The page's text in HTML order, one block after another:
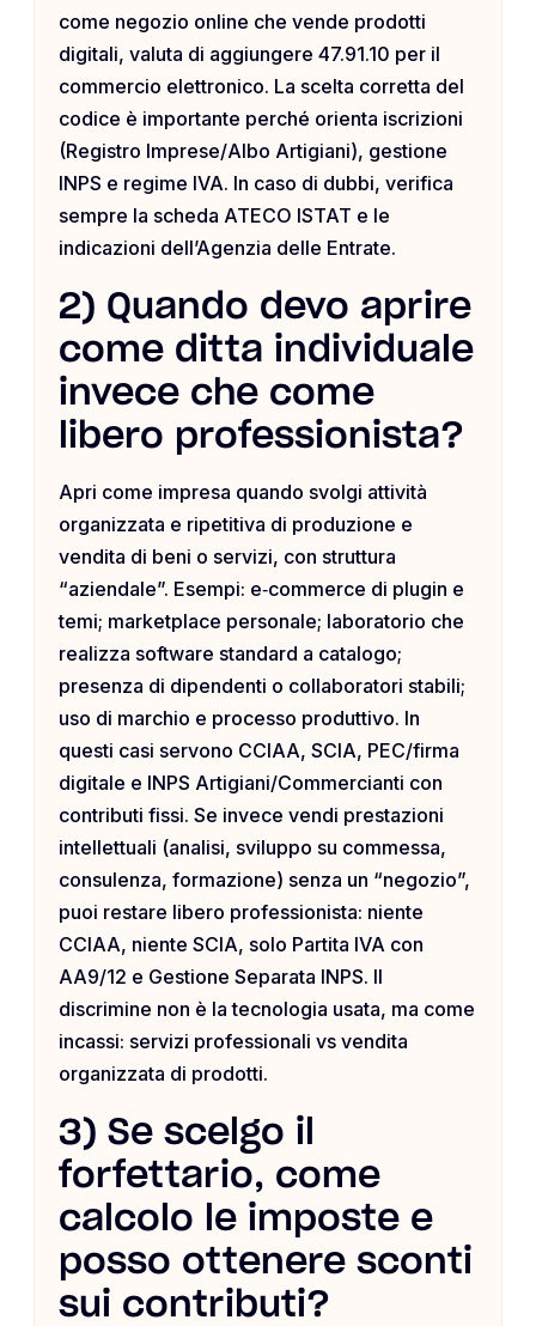
come negozio online che vende prodotti
digitali, valuta di aggiungere 47.91.10 per il
commercio elettronico. La scelta corretta del
codice è importante perché orienta iscrizioni
(Registro Imprese/Albo Artigiani), gestione
INPS e regime IVA. In caso di dubbi, verifica
sempre la scheda ATECO ISTAT e le
indicazioni dell’Agenzia delle Entrate.
2) Quando devo aprire
come ditta individuale
invece che come
libero professionista?
Apri come impresa quando svolgi attività
organizzata e ripetitiva di produzione e
vendita di beni o servizi, con struttura
“aziendale”. Esempi: e‑commerce di plugin e
temi; marketplace personale; laboratorio che
realizza software standard a catalogo;
presenza di dipendenti o collaboratori stabili;
uso di marchio e processo produttivo. In
questi casi servono CCIAA, SCIA, PEC/firma
digitale e INPS Artigiani/Commercianti con
contributi fissi. Se invece vendi prestazioni
intellettuali (analisi, sviluppo su commessa,
consulenza, formazione) senza un “negozio”,
puoi restare libero professionista: niente
CCIAA, niente SCIA, solo Partita IVA con
AA9/12 e Gestione Separata INPS. Il
discrimine non è la tecnologia usata, ma come
incassi: servizi professionali vs vendita
organizzata di prodotti.
3) Se scelgo il
forfettario, come
calcolo le imposte e
posso ottenere sconti
sui contributi?